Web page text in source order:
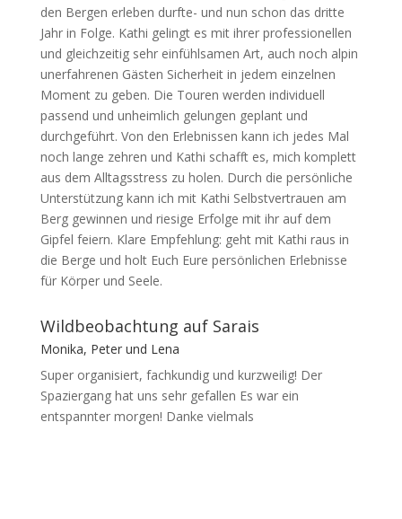
den Bergen erleben durfte- und nun schon das dritte
Jahr in Folge. Kathi gelingt es mit ihrer professionellen
und gleichzeitig sehr einfühlsamen Art, auch noch alpin
unerfahrenen Gästen Sicherheit in jedem einzelnen
Moment zu geben. Die Touren werden individuell
passend und unheimlich gelungen geplant und
durchgeführt. Von den Erlebnissen kann ich jedes Mal
noch lange zehren und Kathi schafft es, mich komplett
aus dem Alltagsstress zu holen. Durch die persönliche
Unterstützung kann ich mit Kathi Selbstvertrauen am
Berg gewinnen und riesige Erfolge mit ihr auf dem
Gipfel feiern. Klare Empfehlung: geht mit Kathi raus in
die Berge und holt Euch Eure persönlichen Erlebnisse
für Körper und Seele.
Wildbeobachtung auf Sarais
Monika, Peter und Lena
Super organisiert, fachkundig und kurzweilig! Der
Spaziergang hat uns sehr gefallen Es war ein
entspannter morgen! Danke vielmals